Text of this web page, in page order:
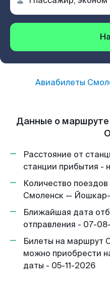
Авиабилеты
Данные о
Расстояние от
станции прибытия -
Количество
Смоленск —
Ближайшая дата
отправления - 07-
Билеты на маршрут
можно приобрести
даты - 05-11-2026